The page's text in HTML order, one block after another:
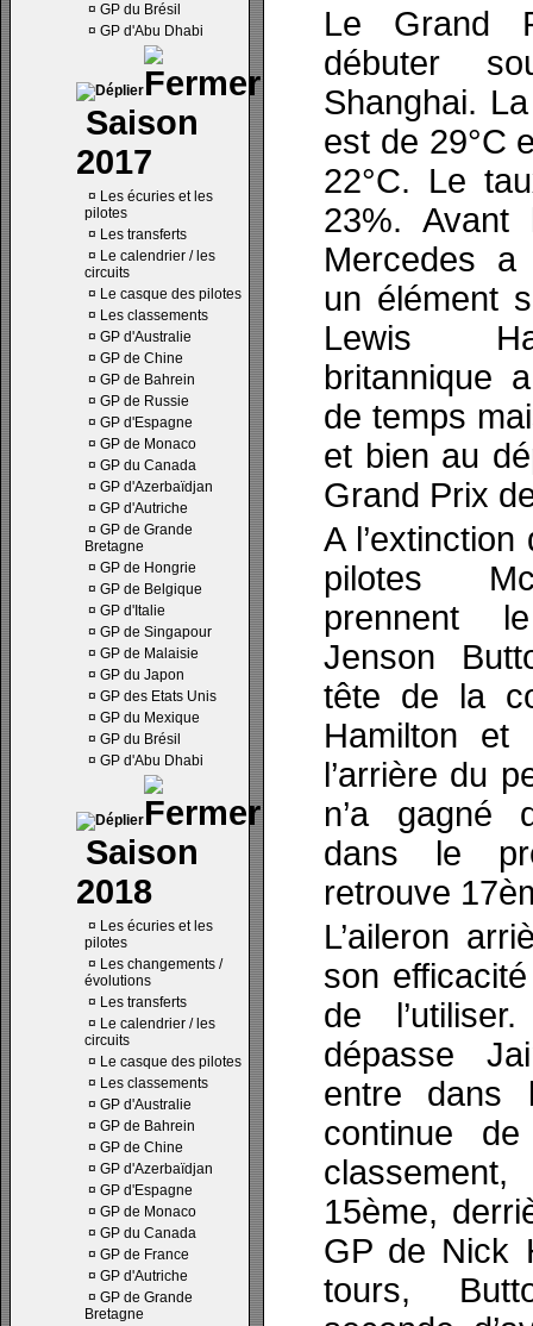
¤ GP du Brésil
¤ GP d'Abu Dhabi
Saison
2017
¤ Les écuries et les
pilotes
¤ Les transferts
¤ Le calendrier / les
circuits
¤ Le casque des pilotes
¤ Les classements
¤ GP d'Australie
¤ GP de Chine
¤ GP de Bahrein
¤ GP de Russie
¤ GP d'Espagne
¤ GP de Monaco
¤ GP du Canada
¤ GP d'Azerbaïdjan
¤ GP d'Autriche
¤ GP de Grande
Bretagne
¤ GP de Hongrie
¤ GP de Belgique
¤ GP d'Italie
¤ GP de Singapour
¤ GP de Malaisie
¤ GP du Japon
¤ GP des Etats Unis
¤ GP du Mexique
¤ GP du Brésil
¤ GP d'Abu Dhabi
Saison
2018
¤ Les écuries et les
pilotes
¤ Les changements /
évolutions
¤ Les transferts
¤ Le calendrier / les
circuits
¤ Le casque des pilotes
¤ Les classements
¤ GP d'Australie
¤ GP de Bahrein
¤ GP de Chine
¤ GP d'Azerbaïdjan
¤ GP d'Espagne
¤ GP de Monaco
¤ GP du Canada
¤ GP de France
¤ GP d'Autriche
¤ GP de Grande
Bretagne
Le Grand
débuter
Shanghai.
est de 29°C
22°C. Le
23%. Avant
Mercedes
un élément
Lewis
britannique
de temps
et bien au
Grand Prix
A
pilotes
prennent
Jenson
tête de la
Hamilton et
l’arrière du
n’a gagné
dans le
retrouve
L’aileron
son
de
dépasse
entre dans
continue
15ème,
GP de Nick
tours,